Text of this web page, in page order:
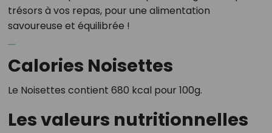
trésors à vos repas, pour une alimentation
savoureuse et équilibrée !
Calories Noisettes
Le Noisettes contient 680 kcal pour 100g.
Les valeurs nutritionnelles